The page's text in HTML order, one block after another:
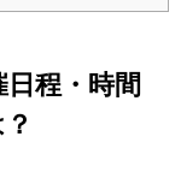
程・時間